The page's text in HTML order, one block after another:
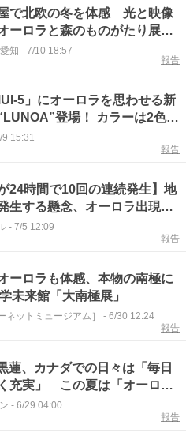
で北欧の冬を体感 光と映像
ーロラと森のものがたり展」
電気文化会館で7月11日から
知 - 7/10 18:57
報告
5」にオーロラを思わせる新
登場！ カラーは2色、
9 15:31
報告
24時間で10回の連続発生】地
生する懸念、オーロラ出現の
- 7/5 12:09
報告
ーロラも体感、本物の南極に
未来館「大南極展」
ネットミュージアム］ - 6/30 12:24
報告
蓮、カナダでの日々は「毎日
充実」 この夏は「オーロラ
い」
- 6/29 04:00
報告